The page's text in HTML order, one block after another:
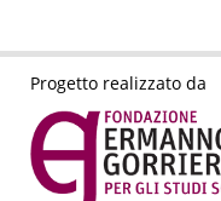
Progetto realizzato da